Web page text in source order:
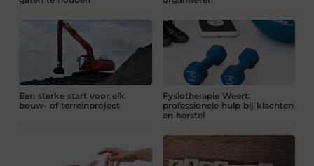
Een sterke start voor elk
bouw- of terreinproject
Fysiotherapie Weert:
professionele hulp bij klachten
en herstel